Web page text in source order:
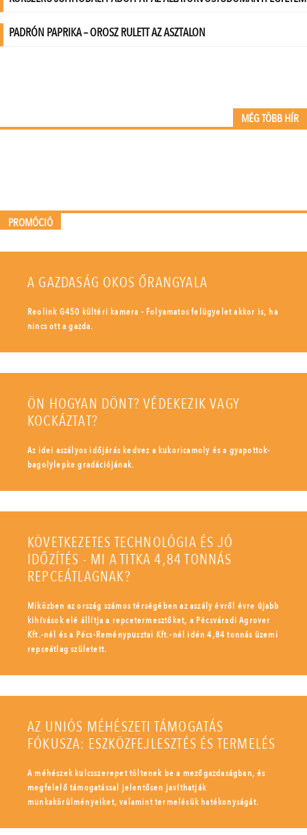
MÉG TÖBB HÍR
PROMÓCIÓ
A GAZDASÁG OKOS ŐRANGYALA
Reolink G450 kültéri kamera - Folyamatos felügyelet akkor is, ha
nincs ott a gazda.
ÖN HOGYAN DÖNT? VÉDEKEZIK VAGY
KOCKÁZTAT?
Az idei aszályos időjárás kedvez a kukoricamoly és a gyapottok-
bagolylepke gradációjának.
KÖVETKEZETES TECHNOLÓGIA ÉS JÓ
IDŐZÍTÉS - MI A TITKA 4,84 TONNÁS
REPCEÁTLAGNAK?
Miközben az ország számos térségében az aszály évről évre újabb
kihívások elé állítja a repcetermesztőket, a Pécsváradi Agrover
Kft.-nél és a Pécs-Reménypusztai Kft.-nél idén 4,84 tonnás üzemi
repceátlag született.
AZ UNIÓS MÉHÉSZETI TÁMOGATÁS
FÓKUSZA: ESZKÖZFEJLESZTÉS ÉS TERMELÉS
A méhészek kulcsszerepet töltenek be a mezőgazdaságban, és
megfelelő támogatással jelentősen javíthatják
munkakörülményeiket, valamint termelésük hatékonyságát.